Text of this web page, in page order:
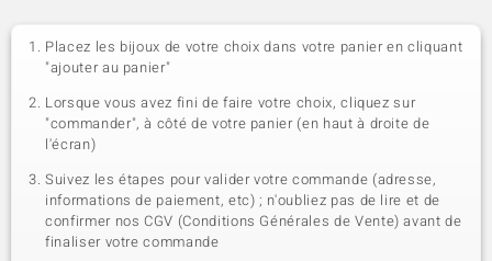
Placez les bijoux de votre choix dans votre panier en cliquant
"ajouter au panier"
Lorsque vous avez fini de faire votre choix, cliquez sur
"commander", à côté de votre panier (en haut à droite de
l'écran)
Suivez les étapes pour valider votre commande (adresse,
informations de paiement, etc) ; n'oubliez pas de lire et de
confirmer nos CGV (Conditions Générales de Vente) avant de
finaliser votre commande